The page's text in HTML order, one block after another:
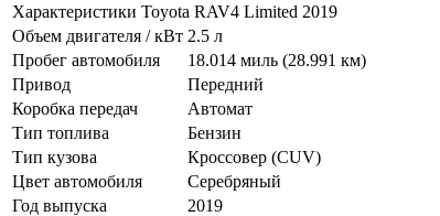
Характеристики Toyota RAV4 Limited 2019
Объем двигателя / кВт 2.5 л
Пробег автомобиля
18.014 миль (28.991 км)
Привод
Передний
Коробка передач
Автомат
Тип топлива
Бензин
Тип кузова
Кроссовер (CUV)
Цвет автомобиля
Серебряный
Год выпуска
2019